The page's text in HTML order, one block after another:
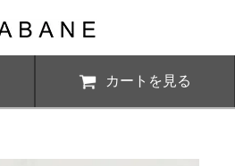
カートを見る